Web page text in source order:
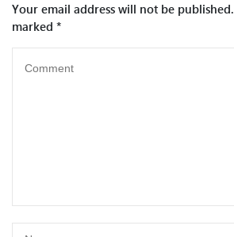
Your email address will not be published.
marked *